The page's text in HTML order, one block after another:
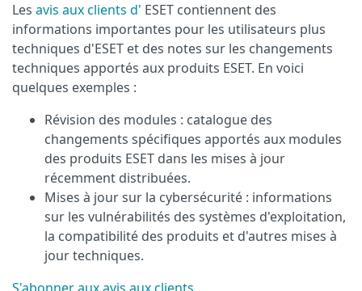
Les avis aux clients d' ESET contiennent des
informations importantes pour les utilisateurs plus
techniques d'ESET et des notes sur les changements
techniques apportés aux produits ESET. En voici
quelques exemples :
Révision des modules : catalogue des
changements spécifiques apportés aux modules
des produits ESET dans les mises à jour
récemment distribuées.
Mises à jour sur la cybersécurité : informations
sur les vulnérabilités des systèmes d'exploitation,
la compatibilité des produits et d'autres mises à
jour techniques.